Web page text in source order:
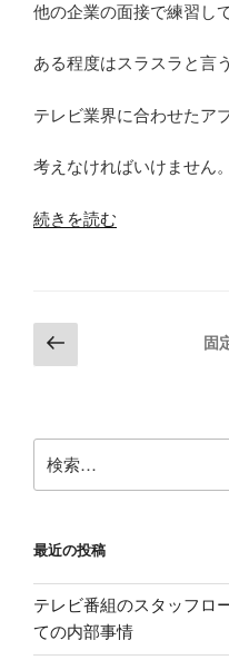
他の企業の面接で練習し
ある程度はスラスラと言
テレビ業界に合わせたア
考えなければいけません。
“テ
で
自
求
め
例
文
続きを読む
投
稿
ー
ジ
り
前
の
ジ
固
索:
最近の投稿
テレビ番組のスタッフロ
ての内部事情